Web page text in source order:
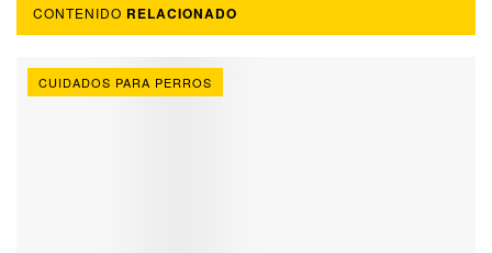
CONTENIDO RELACIONADO
CUIDADOS PARA PERROS